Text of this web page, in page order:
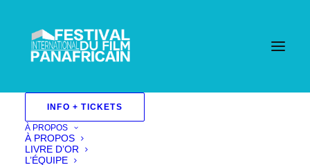
INFO + TICKETS
À PROPOS
À PROPOS
LIVRE D’OR
L’ÉQUIPE